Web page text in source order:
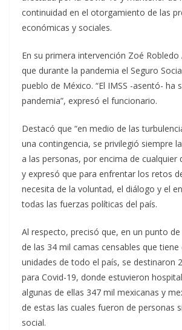
continuidad en el otorgamiento de las
económicas y sociales.
En su primera intervención Zoé
que durante la pandemia el Seguro
pueblo de México. “El IMSS -asentó- ha
pandemia”, expresó el funcionario.
Destacó que “en medio de las
una contingencia, se privilegió siempre
a las personas, por encima de cualquier
y expresó que para enfrentar los retos
necesita de la voluntad, el diálogo y el
todas las fuerzas políticas del país.
Al respecto, precisó que, en un punto
de las 34 mil camas censables que tiene
unidades de todo el país, se destinaron
para Covid-19, donde estuvieron
algunas de ellas 347 mil mexicanas y
de estas las cuales fueron de personas
social.